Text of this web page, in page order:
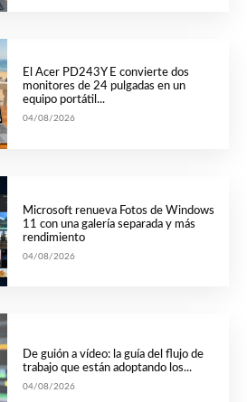
El Acer PD243Y E convierte dos
monitores de 24 pulgadas en un
equipo portátil...
04/08/2026
Microsoft renueva Fotos de Windows
11 con una galería separada y más
rendimiento
04/08/2026
De guión a vídeo: la guía del flujo de
trabajo que están adoptando los...
04/08/2026